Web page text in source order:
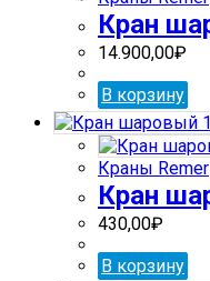
Кран
14.900,00₽
В корзину
Краны Remer
Кран
430,00₽
В корзину